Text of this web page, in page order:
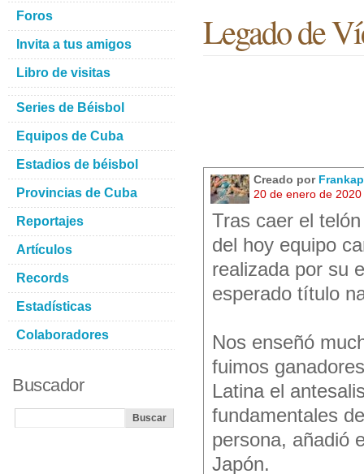
Legado de
Creado por
20 de enero de
Tras caer el
del hoy equipo
realizada por su
esperado título
Nos enseñó
fuimos
Latina el
fundamentales
persona, añadió
Japón.
Foros
Invita a tus amigos
Libro de visitas
Series de Béisbol
Equipos de Cuba
Estadios de béisbol
Provincias de Cuba
Reportajes
Artículos
Records
Estadísticas
Colaboradores
Buscador